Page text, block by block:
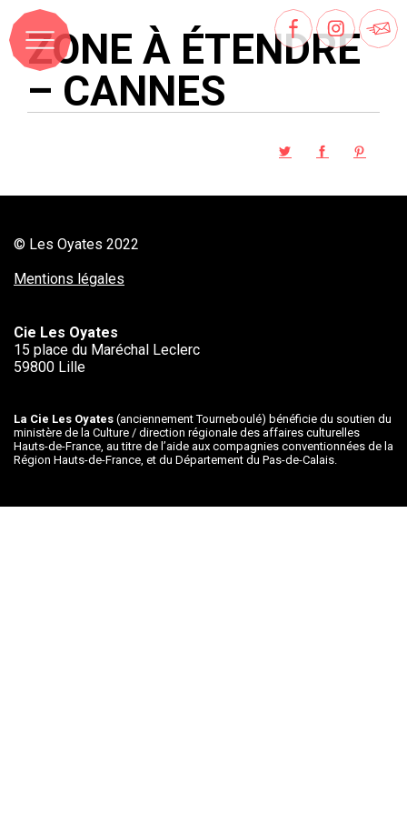
ZONE À ÉTENDRE
– CANNES
© Les Oyates 2022
Mentions légales
Cie Les Oyates
15 place du Maréchal Leclerc
59800 Lille
La Cie Les Oyates (anciennement Tourneboulé) bénéficie du soutien du
ministère de la Culture / direction régionale des affaires culturelles
Hauts-de-France, au titre de l’aide aux compagnies conventionnées de la
Région Hauts-de-France, et du Département du Pas-de-Calais.